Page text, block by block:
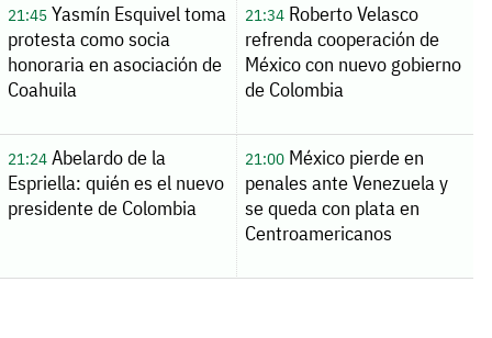
21:45Yasmín Esquivel toma
protesta como socia
honoraria en asociación de
Coahuila
21:34Roberto Velasco
refrenda cooperación de
México con nuevo gobierno
de Colombia
21:24Abelardo de la
Espriella: quién es el nuevo
presidente de Colombia
21:00México pierde en
penales ante Venezuela y
se queda con plata en
Centroamericanos